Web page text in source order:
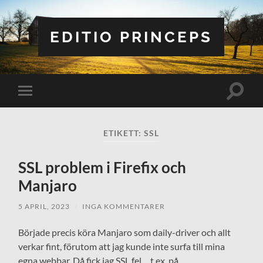
EDITIO PRINCEPS
Slå
på/av
Slå
ETIKETT:SSL
SSL problem i Firefix och
Manjaro
5 APRIL, 2023 INGA KOMMENTARER
Började precis köra Manjaro som daily-driver och allt
verkar fint, förutom att jag kunde inte surfa till mina
egna webbar. Då fick jag SSL fel… t.ex. på